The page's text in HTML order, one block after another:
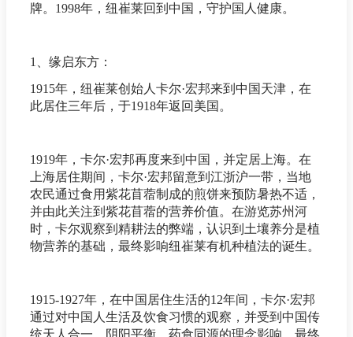
牌。1998年，纽崔莱回到中国，守护国人健康。
1、缘启东方：
1915年，纽崔莱创始人卡尔·宏邦来到中国天津，在
此居住三年后，于1918年返回美国。
1919年，卡尔·宏邦再度来到中国，并定居上海。在
上海居住期间，卡尔·宏邦留意到江浙沪一带，当地
农民通过食用紫花苜蓿制成的煎饼来预防暑热不适，
并由此关注到紫花苜蓿的营养价值。在游览苏州河
时，卡尔观察到精耕法的弊端，认识到土壤养分是植
物营养的基础，最终影响纽崔莱有机种植法的诞生。
1915-1927年，在中国居住生活的12年间，卡尔·宏邦
通过对中国人生活及饮食习惯的观察，并受到中国传
统天人合一、阴阳平衡、药食同源的理念影响，最终